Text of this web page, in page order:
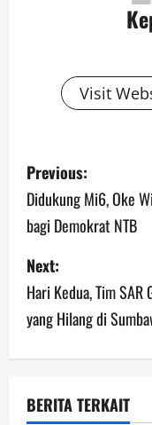
Visit
P
o
s
t
n
a
Previous:
Didukung Mi6, Oke
bagi Demokrat NTB
Next:
Hari Kedua, Tim SAR
yang Hilang di
BERITA TERKAIT